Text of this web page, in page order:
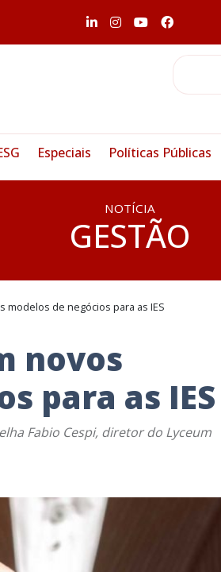
Especiais Políticas Públicas
NOTÍCIA
GESTÃO
modelos de negócios para as IES
novos
para as IES
Fabio Cespi, diretor do Lyceum